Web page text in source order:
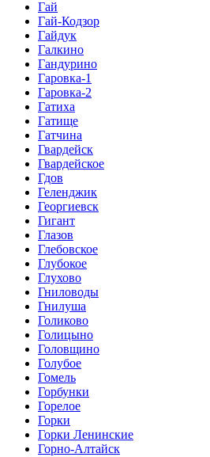
Гай
Гай-Кодзор
Гайдук
Галкино
Гандурино
Гаровка-1
Гаровка-2
Гатиха
Гатище
Гатчина
Гвардейск
Гвардейское
Гдов
Геленджик
Георгиевск
Гигант
Глазов
Глебовское
Глубокое
Глухово
Гниловоды
Гнилуша
Голиково
Голицыно
Головщино
Голубое
Гомель
Горбунки
Горелое
Горки
Горки Ленинские
Горно-Алтайск